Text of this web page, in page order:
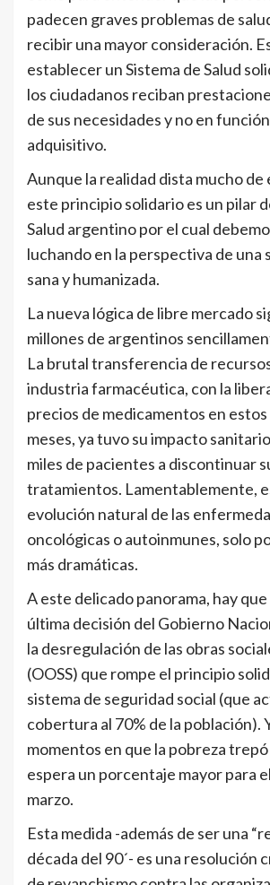
padecen graves problemas de
recibir una mayor consideración.
establecer un Sistema de Salud
los ciudadanos reciban
de sus necesidades y no en
adquisitivo.
Aunque la realidad dista mucho de
este principio solidario es un pilar
Salud argentino por el cual
luchando en la perspectiva de una
sana y humanizada.
La nueva lógica de libre mercado
millones de argentinos
La brutal transferencia de
industria farmacéutica, con la
precios de medicamentos en
meses, ya tuvo su impacto
miles de pacientes a discontinuar
tratamientos. Lamentablemente,
evolución natural de las
oncológicas o autoinmunes, solo
más dramáticas.
A este delicado panorama, hay que
última decisión del Gobierno
la desregulación de las obras
(OOSS) que rompe el principio
sistema de seguridad social (que
cobertura al 70% de la población).
momentos en que la pobreza trepó
espera un porcentaje mayor para
marzo.
Esta medida -además de ser una
década del 90´- es una resolución